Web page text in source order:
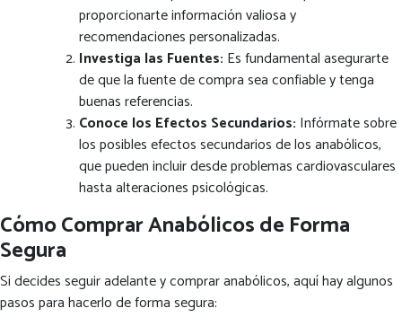
proporcionarte información valiosa y
recomendaciones personalizadas.
Investiga las Fuentes: Es fundamental asegurarte
de que la fuente de compra sea confiable y tenga
buenas referencias.
Conoce los Efectos Secundarios: Infórmate sobre
los posibles efectos secundarios de los anabólicos,
que pueden incluir desde problemas cardiovasculares
hasta alteraciones psicológicas.
Cómo Comprar Anabólicos de Forma
Segura
Si decides seguir adelante y comprar anabólicos, aquí hay algunos
pasos para hacerlo de forma segura: